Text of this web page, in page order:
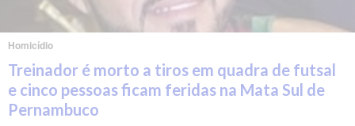
Homicídio
Treinador é morto a tiros em quadra de futsal
e cinco pessoas ficam feridas na Mata Sul de
Pernambuco